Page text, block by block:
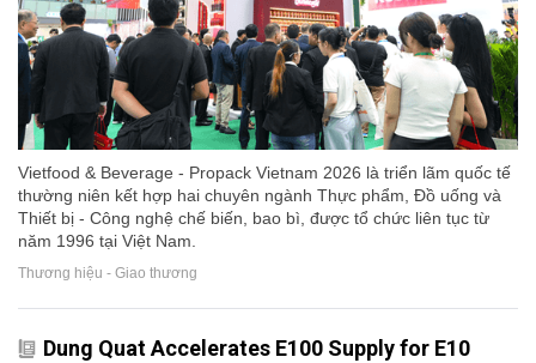
Vietfood & Beverage - Propack Vietnam 2026 là triển lãm quốc tế
thường niên kết hợp hai chuyên ngành Thực phẩm, Đồ uống và
Thiết bị - Công nghệ chế biến, bao bì, được tổ chức liên tục từ
năm 1996 tại Việt Nam.
Thương hiệu - Giao thương
Dung Quat Accelerates E100 Supply for E10